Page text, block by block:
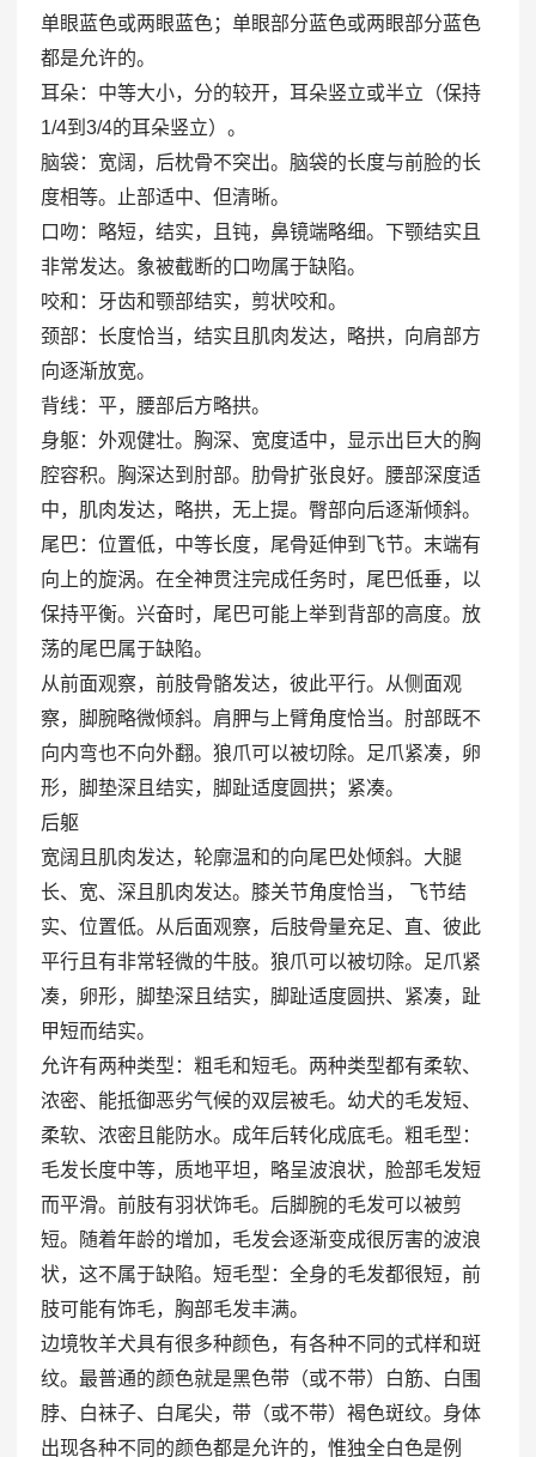
单眼蓝色或两眼蓝色；单眼部分蓝色或两眼部分蓝色
都是允许的。
耳朵：中等大小，分的较开，耳朵竖立或半立（保持
1/4到3/4的耳朵竖立）。
脑袋：宽阔，后枕骨不突出。脑袋的长度与前脸的长
度相等。止部适中、但清晰。
口吻：略短，结实，且钝，鼻镜端略细。下颚结实且
非常发达。象被截断的口吻属于缺陷。
咬和：牙齿和颚部结实，剪状咬和。
颈部：长度恰当，结实且肌肉发达，略拱，向肩部方
向逐渐放宽。
背线：平，腰部后方略拱。
身躯：外观健壮。胸深、宽度适中，显示出巨大的胸
腔容积。胸深达到肘部。肋骨扩张良好。腰部深度适
中，肌肉发达，略拱，无上提。臀部向后逐渐倾斜。
尾巴：位置低，中等长度，尾骨延伸到飞节。末端有
向上的旋涡。在全神贯注完成任务时，尾巴低垂，以
保持平衡。兴奋时，尾巴可能上举到背部的高度。放
荡的尾巴属于缺陷。
从前面观察，前肢骨骼发达，彼此平行。从侧面观
察，脚腕略微倾斜。肩胛与上臂角度恰当。肘部既不
向内弯也不向外翻。狼爪可以被切除。足爪紧凑，卵
形，脚垫深且结实，脚趾适度圆拱；紧凑。
后躯
宽阔且肌肉发达，轮廓温和的向尾巴处倾斜。大腿
长、宽、深且肌肉发达。膝关节角度恰当， 飞节结
实、位置低。从后面观察，后肢骨量充足、直、彼此
平行且有非常轻微的牛肢。狼爪可以被切除。足爪紧
凑，卵形，脚垫深且结实，脚趾适度圆拱、紧凑，趾
甲短而结实。
允许有两种类型：粗毛和短毛。两种类型都有柔软、
浓密、能抵御恶劣气候的双层被毛。幼犬的毛发短、
柔软、浓密且能防水。成年后转化成底毛。粗毛型：
毛发长度中等，质地平坦，略呈波浪状，脸部毛发短
而平滑。前肢有羽状饰毛。后脚腕的毛发可以被剪
短。随着年龄的增加，毛发会逐渐变成很厉害的波浪
状，这不属于缺陷。短毛型：全身的毛发都很短，前
肢可能有饰毛，胸部毛发丰满。
边境牧羊犬具有很多种颜色，有各种不同的式样和斑
纹。最普通的颜色就是黑色带（或不带）白筋、白围
脖、白袜子、白尾尖，带（或不带）褐色斑纹。身体
出现各种不同的颜色都是允许的，惟独全白色是例